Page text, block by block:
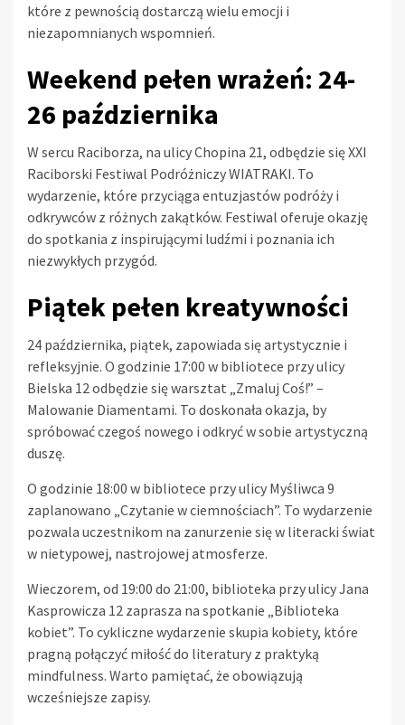
które z pewnością dostarczą wielu emocji i
niezapomnianych wspomnień.
Weekend pełen wrażeń: 24-
26 października
W sercu Raciborza, na ulicy Chopina 21, odbędzie się XXI
Raciborski Festiwal Podróżniczy WIATRAKI. To
wydarzenie, które przyciąga entuzjastów podróży i
odkrywców z różnych zakątków. Festiwal oferuje okazję
do spotkania z inspirującymi ludźmi i poznania ich
niezwykłych przygód.
Piątek pełen kreatywności
24 października, piątek, zapowiada się artystycznie i
refleksyjnie. O godzinie 17:00 w bibliotece przy ulicy
Bielska 12 odbędzie się warsztat „Zmaluj Coś!” –
Malowanie Diamentami. To doskonała okazja, by
spróbować czegoś nowego i odkryć w sobie artystyczną
duszę.
O godzinie 18:00 w bibliotece przy ulicy Myśliwca 9
zaplanowano „Czytanie w ciemnościach”. To wydarzenie
pozwala uczestnikom na zanurzenie się w literacki świat
w nietypowej, nastrojowej atmosferze.
Wieczorem, od 19:00 do 21:00, biblioteka przy ulicy Jana
Kasprowicza 12 zaprasza na spotkanie „Biblioteka
kobiet”. To cykliczne wydarzenie skupia kobiety, które
pragną połączyć miłość do literatury z praktyką
mindfulness. Warto pamiętać, że obowiązują
wcześniejsze zapisy.